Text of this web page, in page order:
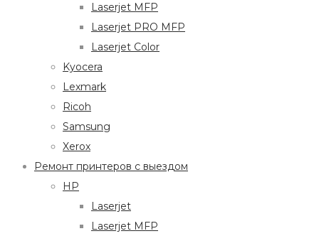
Laserjet MFP
Laserjet PRO MFP
Laserjet Color
Kyocera
Lexmark
Ricoh
Samsung
Xerox
Ремонт принтеров с выездом
HP
Laserjet
Laserjet MFP